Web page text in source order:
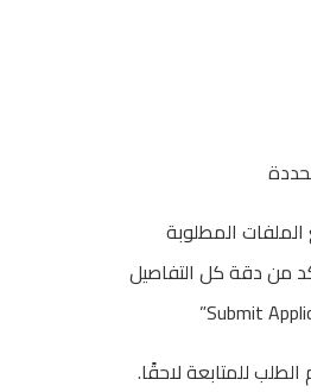
المطلوبة
من دقة كل التفاصيل
للمتابعة لاحقًا.